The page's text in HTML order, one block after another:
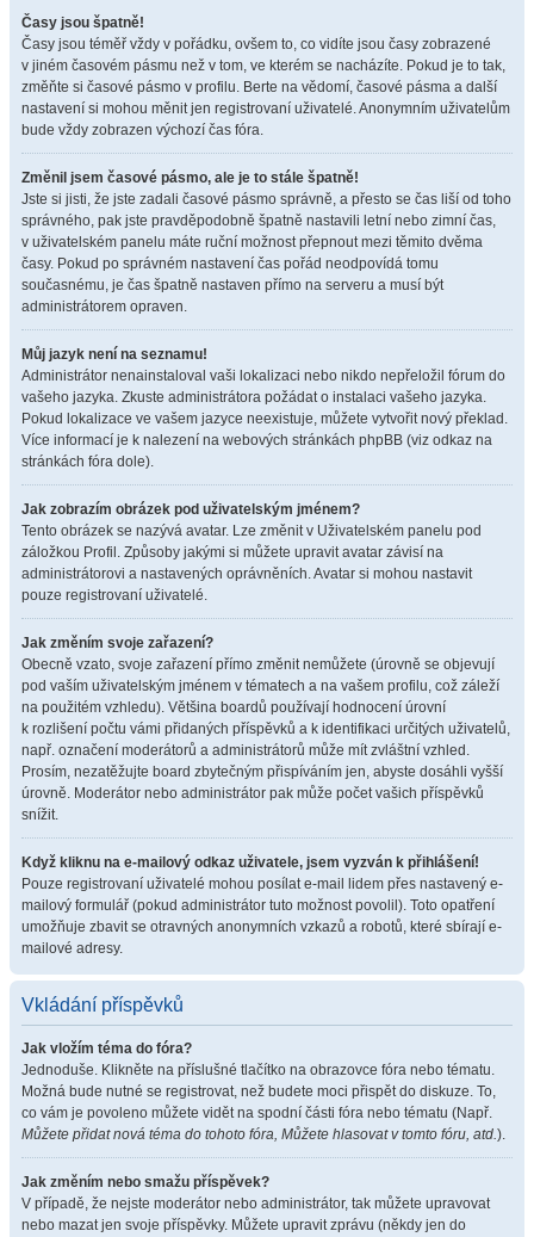
Časy jsou špatně!
Časy jsou téměř vždy v pořádku, ovšem to, co vidíte jsou časy zobrazené
v jiném časovém pásmu než v tom, ve kterém se nacházíte. Pokud je to tak,
změňte si časové pásmo v profilu. Berte na vědomí, časové pásma a další
nastavení si mohou měnit jen registrovaní uživatelé. Anonymním uživatelům
bude vždy zobrazen výchozí čas fóra.
Změnil jsem časové pásmo, ale je to stále špatně!
Jste si jisti, že jste zadali časové pásmo správně, a přesto se čas liší od toho
správného, pak jste pravděpodobně špatně nastavili letní nebo zimní čas,
v uživatelském panelu máte ruční možnost přepnout mezi těmito dvěma
časy. Pokud po správném nastavení čas pořád neodpovídá tomu
současnému, je čas špatně nastaven přímo na serveru a musí být
administrátorem opraven.
Můj jazyk není na seznamu!
Administrátor nenainstaloval vaši lokalizaci nebo nikdo nepřeložil fórum do
vašeho jazyka. Zkuste administrátora požádat o instalaci vašeho jazyka.
Pokud lokalizace ve vašem jazyce neexistuje, můžete vytvořit nový překlad.
Více informací je k nalezení na webových stránkách phpBB (viz odkaz na
stránkách fóra dole).
Jak zobrazím obrázek pod uživatelským jménem?
Tento obrázek se nazývá avatar. Lze změnit v Uživatelském panelu pod
záložkou Profil. Způsoby jakými si můžete upravit avatar závisí na
administrátorovi a nastavených oprávněních. Avatar si mohou nastavit
pouze registrovaní uživatelé.
Jak změním svoje zařazení?
Obecně vzato, svoje zařazení přímo změnit nemůžete (úrovně se objevují
pod vaším uživatelským jménem v tématech a na vašem profilu, což záleží
na použitém vzhledu). Většina boardů používají hodnocení úrovní
k rozlišení počtu vámi přidaných příspěvků a k identifikaci určitých uživatelů,
např. označení moderátorů a administrátorů může mít zvláštní vzhled.
Prosím, nezatěžujte board zbytečným přispíváním jen, abyste dosáhli vyšší
úrovně. Moderátor nebo administrátor pak může počet vašich příspěvků
snížit.
Když kliknu na e-mailový odkaz uživatele, jsem vyzván k přihlášení!
Pouze registrovaní uživatelé mohou posílat e-mail lidem přes nastavený e-
mailový formulář (pokud administrátor tuto možnost povolil). Toto opatření
umožňuje zbavit se otravných anonymních vzkazů a robotů, které sbírají e-
mailové adresy.
Vkládání příspěvků
Jak vložím téma do fóra?
Jednoduše. Klikněte na příslušné tlačítko na obrazovce fóra nebo tématu.
Možná bude nutné se registrovat, než budete moci přispět do diskuze. To,
co vám je povoleno můžete vidět na spodní části fóra nebo tématu (Např.
Můžete přidat nová téma do tohoto fóra, Můžete hlasovat v tomto fóru, atd.).
Jak změním nebo smažu příspěvek?
V případě, že nejste moderátor nebo administrátor, tak můžete upravovat
nebo mazat jen svoje příspěvky. Můžete upravit zprávu (někdy jen do